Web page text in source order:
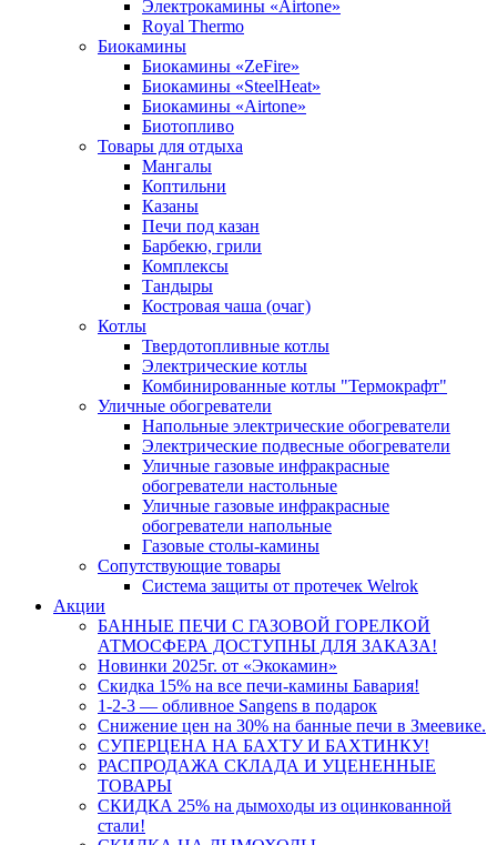
Электрокамины «Airtone»
Royal Thermo
Биокамины
Биокамины «ZeFire»
Биокамины «SteelHeat»
Биокамины «Airtone»
Биотопливо
Товары для отдыха
Мангалы
Коптильни
Казаны
Печи под казан
Барбекю, грили
Комплексы
Тандыры
Костровая чаша (очаг)
Котлы
Твердотопливные котлы
Электрические котлы
Комбинированные котлы "Термокрафт"
Уличные обогреватели
Напольные электрические обогреватели
Электрические подвесные обогреватели
Уличные газовые инфракрасные
обогреватели настольные
Уличные газовые инфракрасные
обогреватели напольные
Газовые столы-камины
Сопутствующие товары
Система защиты от протечек Welrok
Акции
БАННЫЕ ПЕЧИ С ГАЗОВОЙ ГОРЕЛКОЙ
АТМОСФЕРА ДОСТУПНЫ ДЛЯ ЗАКАЗА!
Новинки 2025г. от «Экокамин»
Скидка 15% на все печи-камины Бавария!
1-2-3 — обливное Sangens в подарок
Снижение цен на 30% на банные печи в Змеевике.
СУПЕРЦЕНА НА БАХТУ И БАХТИНКУ!
РАСПРОДАЖА СКЛАДА И УЦЕНЕННЫЕ
ТОВАРЫ
СКИДКА 25% на дымоходы из оцинкованной
стали!